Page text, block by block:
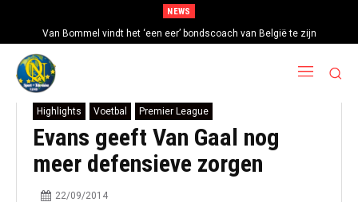
NEWS
Van Bommel vindt het ‘een eer’ bondscoach van België te zijn
Highlights Voetbal Premier League
Evans geeft Van Gaal nog
meer defensieve zorgen
22/09/2014